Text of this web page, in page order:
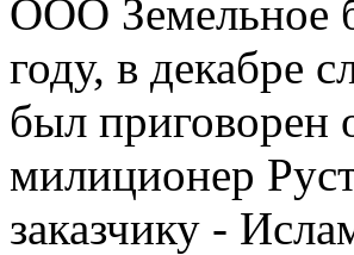
ООО Земельное
году, в декабре
был приговорен
милиционер
заказчику -